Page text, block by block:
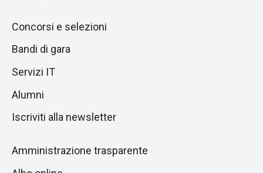
Concorsi e selezioni
Bandi di gara
Servizi IT
Alumni
Iscriviti alla newsletter
Amministrazione trasparente